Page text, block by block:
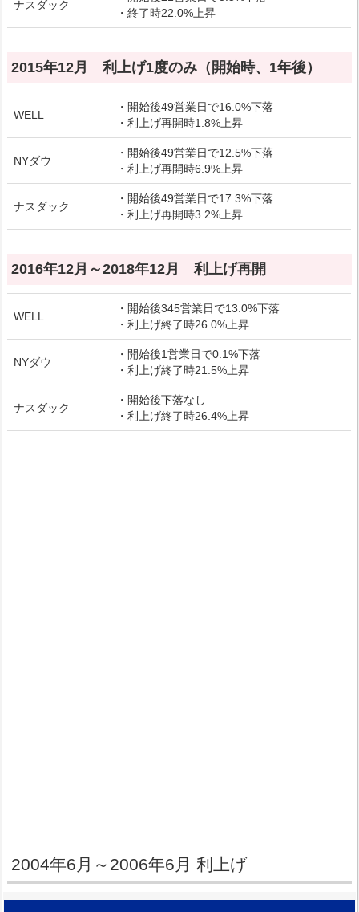
ナスダック
・終了時22.0%上昇
2015年12月 利上げ1度のみ（開始時、1年後）
WELL
・開始後49営業日で16.0%下落
・利上げ再開時1.8%上昇
NYダウ
・開始後49営業日で12.5%下落
・利上げ再開時6.9%上昇
ナスダック
・開始後49営業日で17.3%下落
・利上げ再開時3.2%上昇
2016年12月～2018年12月 利上げ再開
WELL
・開始後345営業日で13.0%下落
・利上げ終了時26.0%上昇
NYダウ
・開始後1営業日で0.1%下落
・利上げ終了時21.5%上昇
ナスダック
・開始後下落なし
・利上げ終了時26.4%上昇
2004年6月～2006年6月 利上げ